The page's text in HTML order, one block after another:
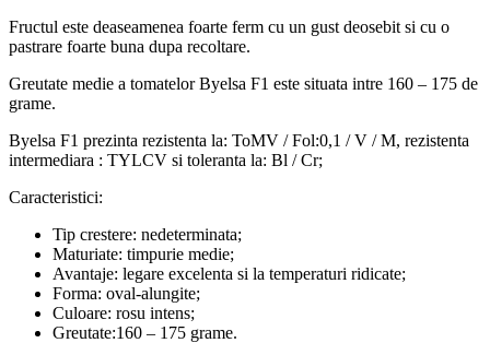
Fructul este deaseamenea foarte ferm cu un gust deosebit si cu o
pastrare foarte buna dupa recoltare.
Greutate medie a tomatelor Byelsa F1 este situata intre 160 – 175 de
grame.
Byelsa F1 prezinta rezistenta la: ToMV / Fol:0,1 / V / M, rezistenta
intermediara : TYLCV si toleranta la: Bl / Cr;
Caracteristici:
Tip crestere: nedeterminata;
Maturiate: timpurie medie;
Avantaje: legare excelenta si la temperaturi ridicate;
Forma: oval-alungite;
Culoare: rosu intens;
Greutate:160 – 175 grame.